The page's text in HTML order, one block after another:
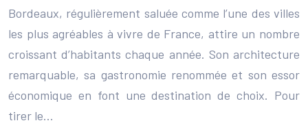
Bordeaux, régulièrement saluée comme l’une des villes
les plus agréables à vivre de France, attire un nombre
croissant d’habitants chaque année. Son architecture
remarquable, sa gastronomie renommée et son essor
économique en font une destination de choix. Pour
tirer le…